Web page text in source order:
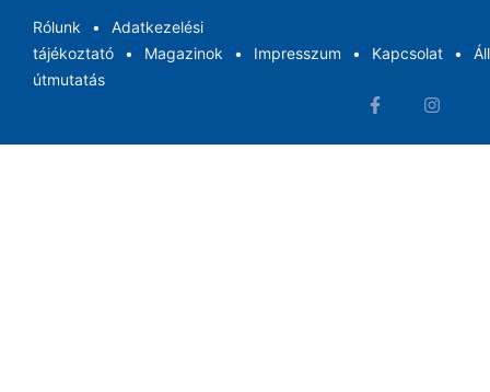
Rólunk
Adatkezelési
tájékoztató
Magazinok Impresszum Kapcsolat
útmutatás